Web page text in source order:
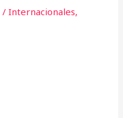
/Internacionales,